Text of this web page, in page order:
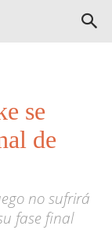
se
de
no sufrirá
fase final